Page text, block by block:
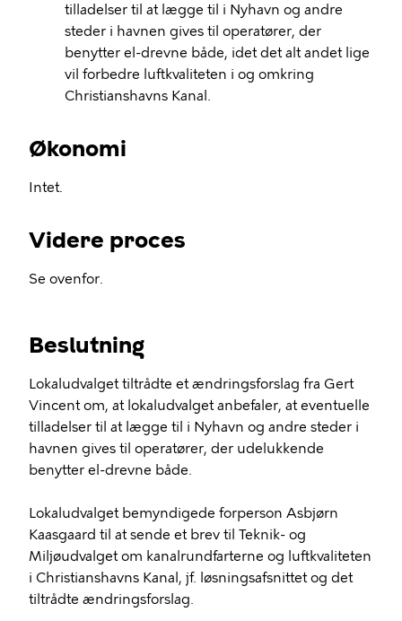
tilladelser til at lægge til i Nyhavn og andre
steder i havnen gives til operatører, der
benytter el-drevne både, idet det alt andet lige
vil forbedre luftkvaliteten i og omkring
Christianshavns Kanal.
Økonomi
Intet.
Videre proces
Se ovenfor.
Beslutning
Lokaludvalget tiltrådte et ændringsforslag fra Gert
Vincent om, at lokaludvalget anbefaler, at eventuelle
tilladelser til at lægge til i Nyhavn og andre steder i
havnen gives til operatører, der udelukkende
benytter el-drevne både.
Lokaludvalget bemyndigede forperson Asbjørn
Kaasgaard til at sende et brev til Teknik- og
Miljøudvalget om kanalrundfarterne og luftkvaliteten
i Christianshavns Kanal, jf. løsningsafsnittet og det
tiltrådte ændringsforslag.